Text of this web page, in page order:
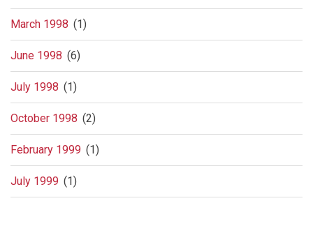
March 1998 (1)
June 1998 (6)
July 1998 (1)
October 1998 (2)
February 1999 (1)
July 1999 (1)